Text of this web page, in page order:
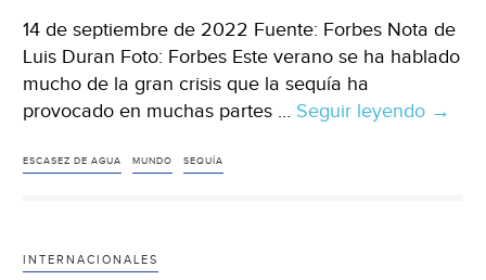
14 de septiembre de 2022 Fuente: Forbes Nota de
Luis Duran Foto: Forbes Este verano se ha hablado
mucho de la gran crisis que la sequía ha
provocado en muchas partes … Seguir leyendo →
ESCASEZ DE AGUA MUNDO SEQUÍA
INTERNACIONALES